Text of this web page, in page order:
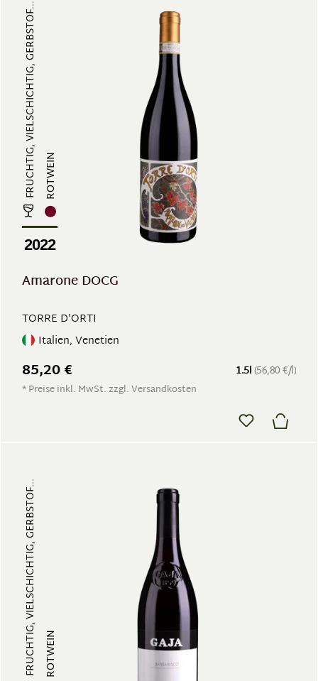
FRUCHTIG, VIELSCHICHTIG, GERBSTOF... ROTWEIN
2022
Amarone DOCG
TORRE D'ORTI
Italien, Venetien
1.5l (56,80 €/l)
85,20 €
* Preise inkl. MwSt. zzgl. Versandkosten
FRUCHTIG, VIELSCHICHTIG, GERBSTOF... ROTWEIN